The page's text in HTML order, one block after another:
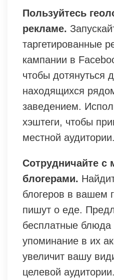
Пользуйтесь
рекламе.
таргетированные
кампании в
чтобы дотянуться
находящихся
заведением.
хэштеги, чтобы
местной аудитории.
Сотрудничайте с
блогерами.
блогеров в вашем
пишут о еде.
бесплатные
упоминание в их
увеличит вашу
целевой аудитории.